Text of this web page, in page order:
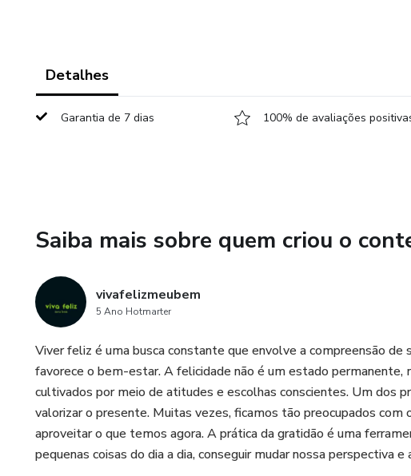
Detalhes
Garantia de 7 dias 100% de avaliações
Saiba mais sobre quem criou o
vivafelizmeubem
5 Ano Hotmarter
Viver feliz é uma busca constante que envolve a compreensão
favorece o bem-estar. A felicidade não é um estado
cultivados por meio de atitudes e escolhas conscientes. Um dos
valorizar o presente. Muitas vezes, ficamos tão preocupados
aproveitar o que temos agora. A prática da gratidão é uma
pequenas coisas do dia a dia, conseguir mudar nossa perspectiva